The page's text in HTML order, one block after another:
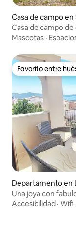
Casa de campo en
Casa de campo
y a las montañas
Mascotas ·
Favorito entre
Favorito entre
Departamento en
Una joya con
aparcamiento
Accesibilidad · Wifi ·